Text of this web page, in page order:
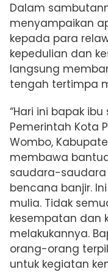
Dalam
menyampaikan
kepada para
kepedulian dan
langsung
tengah tertimpa
“Hari ini bapak
Pemerintah Kota
Wombo,
membawa
saudara-
bencana banjir.
mulia. Tidak
kesempatan dan
melakukannya.
orang-orang
untuk kegiatan